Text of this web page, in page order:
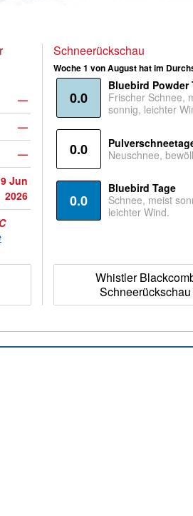
—
—
—
9 Jun
2026
Schneerückschau
Woche 1 von August hat im
0.0
Bluebird Powder
Frischer Schnee,
sonnig, leichter
0.0
Neuschnee,
0.0
Bluebird Tage
Schnee, meist
leichter Wind.
Whistler
Schneerückschau